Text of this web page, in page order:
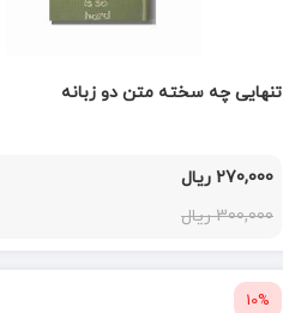
تنهایی چه سخته متن دو زبانه
270,000 ریال
300,000 ریال
10%